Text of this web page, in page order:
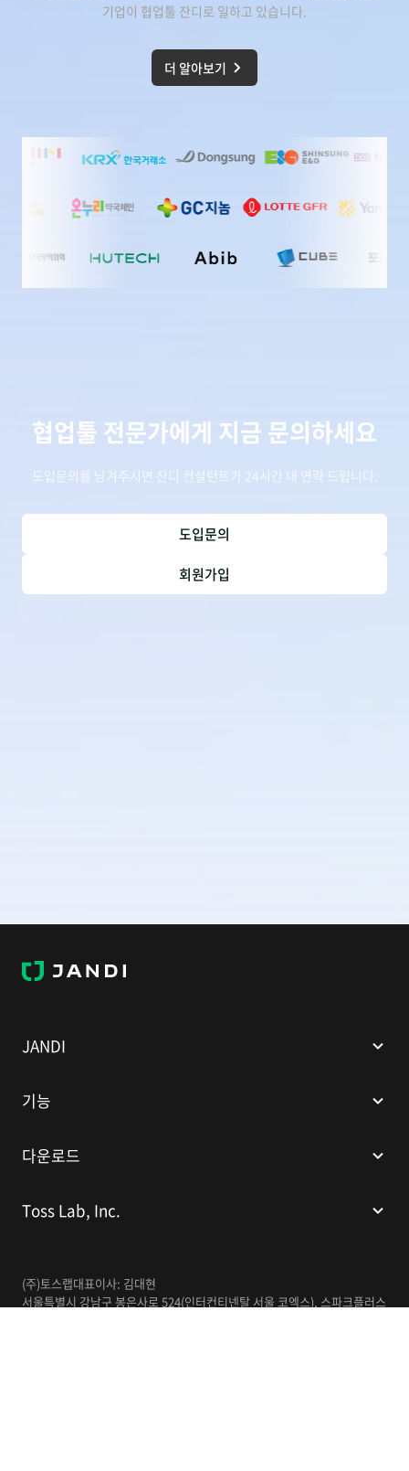
기업이 협업툴 잔디 로 일하고 있습니다.
더 알아보기
협업툴 전문가에게 지금 문의하세요
도입문의를 남겨주시면 잔디 컨설턴트가 24시간 내 연락 드립니다.
도입문의
회원가입
J
A
JANDI
기능
다운로드
Toss Lab, Inc.
(주)토스랩대표이사: 김대현
서울특별시 강남구 봉은사로 524(인터컨티넨탈 서울 코엑스), 스파크플러스